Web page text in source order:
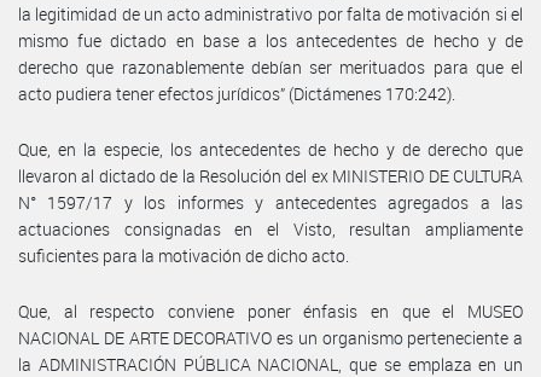
la legitimidad de un acto administrativo por falta de motivación si el
mismo fue dictado en base a los antecedentes de hecho y de
derecho que razonablemente debían ser merituados para que el
acto pudiera tener efectos jurídicos” (Dictámenes 170:242).
Que, en la especie, los antecedentes de hecho y de derecho que
llevaron al dictado de la Resolución del ex MINISTERIO DE CULTURA
N° 1597/17 y los informes y antecedentes agregados a las
actuaciones consignadas en el Visto, resultan ampliamente
suficientes para la motivación de dicho acto.
Que, al respecto conviene poner énfasis en que el MUSEO
NACIONAL DE ARTE DECORATIVO es un organismo perteneciente a
la ADMINISTRACIÓN PÚBLICA NACIONAL, que se emplaza en un